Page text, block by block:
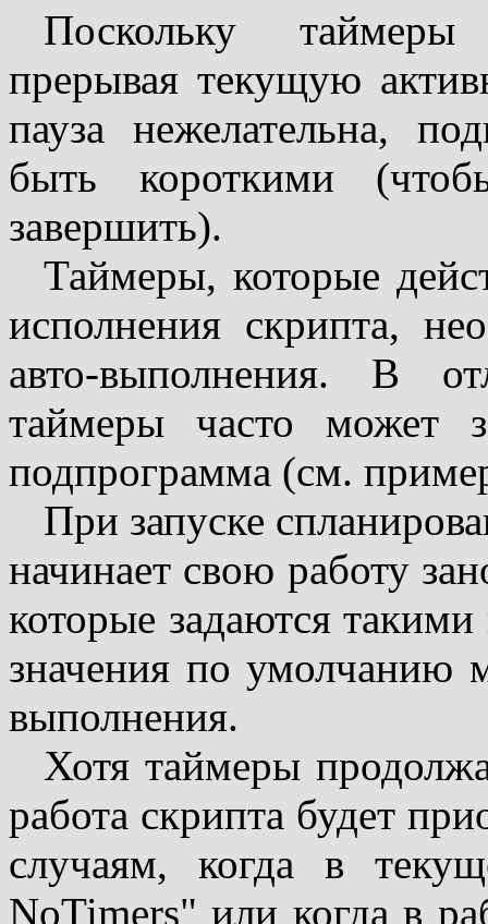
Поскольку
прерывая текущую
пауза нежелательна,
быть короткими
завершить).
Таймеры, которые
исполнения скрипта,
авто-выполнения. В
таймеры часто может
подпрограмма (см.
При запуске
начинает свою работу
которые задаются
значения по умолчанию
выполнения.
Хотя таймеры
работа скрипта будет
случаям, когда в
NoTimers" или когда в